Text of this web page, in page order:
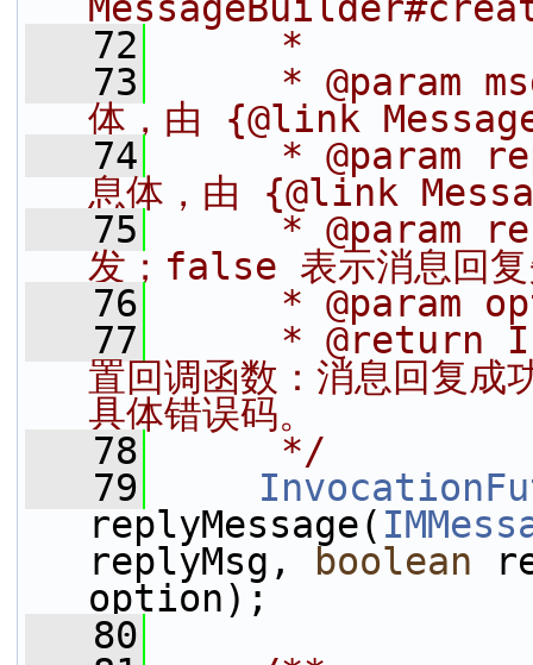
   72
     *
   73
* @param
体，由 {@link
   74
* @param
息体，由 {@link
   75
* @param
发；false 表示消息回复
   76
* @param
   77
* @return
置回调函数：消息回复成
具体错误码。
   78
     */
   79
replyMessage(
replyMsg,
boolean
option);
   80